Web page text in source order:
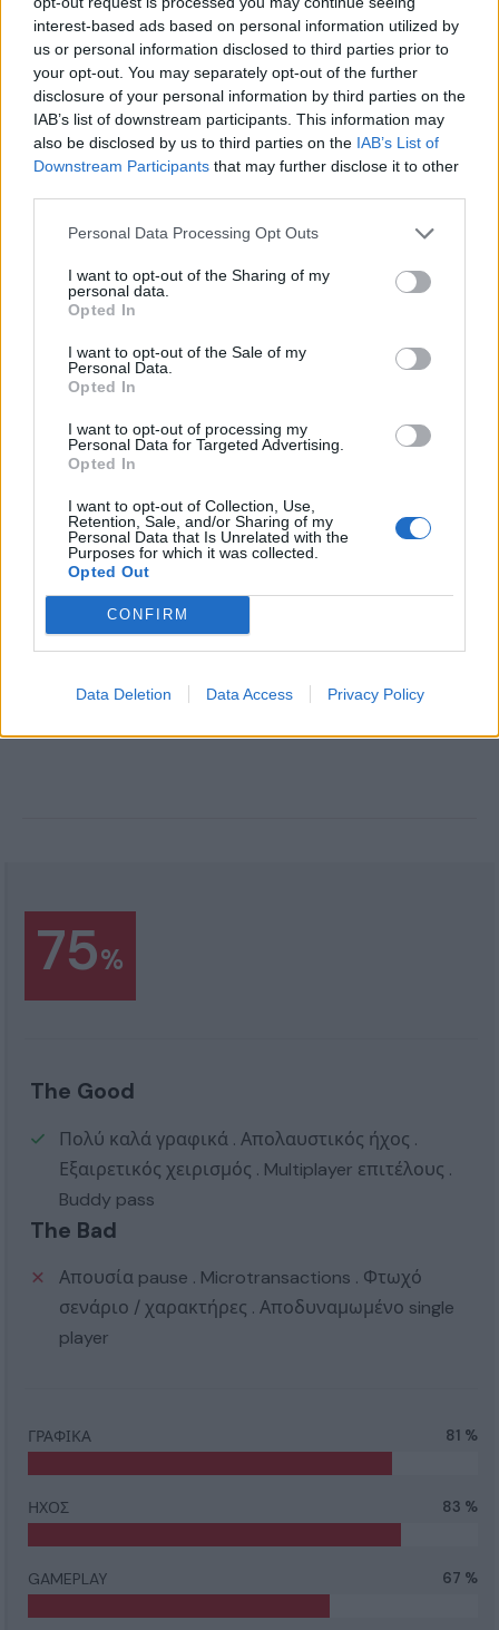
interest-based ads based on personal information utilized by
us or personal information disclosed to third parties prior to
your opt-out. You may separately opt-out of the further
disclosure of your personal information by third parties on the
IAB’s list of downstream participants. This information may
also be disclosed by us to third parties on the IAB’s List of
Downstream Participants that may further disclose it to other
Personal Data Processing Opt Outs
I want to opt-out of the Sharing of my
personal data.
Opted In
I want to opt-out of the Sale of my
Personal Data.
Opted In
I want to opt-out of processing my
Personal Data for Targeted Advertising.
Opted In
I want to opt-out of Collection, Use,
Retention, Sale, and/or Sharing of my
Personal Data that Is Unrelated with the
Purposes for which it was collected.
Opted Out
CONFIRM
Data Deletion Data Access Privacy Policy
αυτό που ψάχνατε. Ηsingle playerεμπειρία
δίνει μεν το παρών, αλλά εδώ έρχεται σε
δεύτερη μοίρα. Και η τιμή του κρίνεται τίμια
γι’αυτά που προσφέρει, στα 30€ (40€ η deluxe
έκδοση).
Ανάπτυξη: Arkane
StudiosΈκδοση: BethesdaΔιάθεση : IGE
75%
The Good
Πολύ καλά γραφικά . Απολαυστικός ήχος .
Εξαιρετικός χειρισμός . Multiplayer επιτέλους .
Buddy pass
The Bad
Απουσία pause . Microtransactions . Φτωχό
σενάριο / χαρακτήρες . Αποδυναμωμένο single
player
ΓΡΑΦΙΚΑ 81 %
ΗΧΟΣ 83 %
GAMEPLAY 67 %